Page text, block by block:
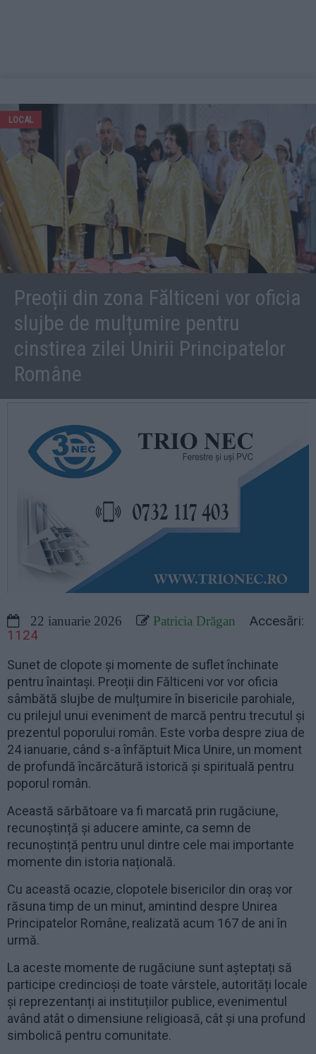
LOCAL
Preoții din zona Fălticeni vor oficia
slujbe de mulțumire pentru
cinstirea zilei Unirii Principatelor
Române
22 ianuarie 2026 Patricia Drăgan
Accesări:
1124
Sunet de clopote și momente de suflet închinate
pentru înaintași. Preoții din Fălticeni vor vor oficia
sâmbătă slujbe de mulțumire în bisericile parohiale,
cu prilejul unui eveniment de marcă pentru trecutul și
prezentul poporului român. Este vorba despre ziua de
24 ianuarie, când s-a înfăptuit Mica Unire, un moment
de profundă încărcătură istorică și spirituală pentru
poporul român.
Această sărbătoare va fi marcată prin rugăciune,
recunoștință și aducere aminte, ca semn de
recunoștință pentru unul dintre cele mai importante
momente din istoria națională.
Cu această ocazie, clopotele bisericilor din oraș vor
răsuna timp de un minut, amintind despre Unirea
Principatelor Române, realizată acum 167 de ani în
urmă.
La aceste momente de rugăciune sunt așteptați să
participe credincioși de toate vârstele, autorități locale
și reprezentanți ai instituțiilor publice, evenimentul
având atât o dimensiune religioasă, cât și una profund
simbolică pentru comunitate.